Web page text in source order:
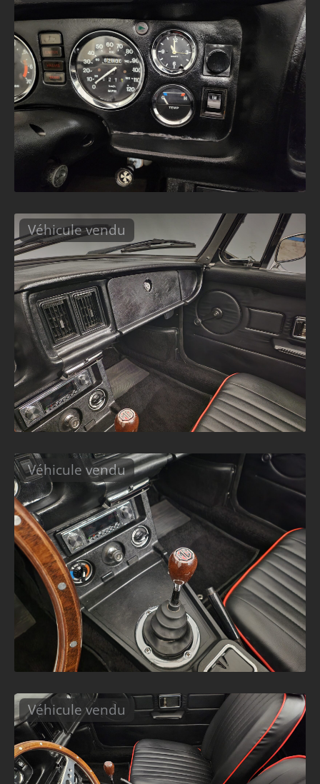
Véhicule vendu
Véhicule vendu
Véhicule vendu